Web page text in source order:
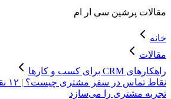
مقالات پرشین سی ار ام
خانه
مقالات
راهکارهای CRM برای کسب و کارها
تجربه مشتری را می‌سازد